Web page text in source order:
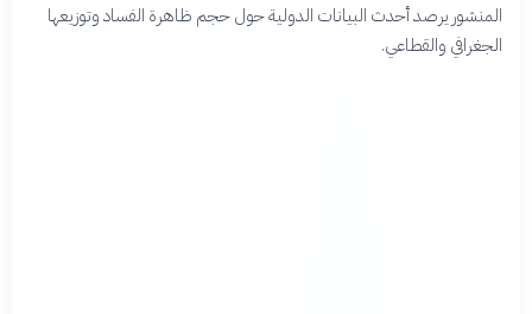
المنشور يرصد أحدث البيانات الدولية حول حجم ظاهرة الفساد وتوزيعها
الجغرافي والقطاعي.